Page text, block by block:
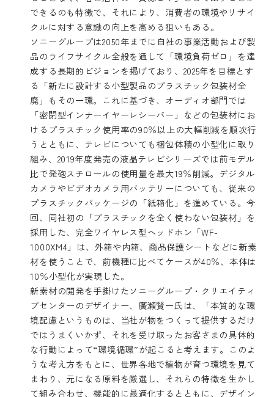
できるのも特徴で、それにより、消費者の環境やリサイ
クルに対する意識の向上を高める狙いもある。
ソニーグループは2050年までに自社の事業活動および製
品のライフサイクル全般を通して「環境負荷ゼロ」を達
成する長期的ビジョンを掲げており、2025年を目標とす
る「新たに設計する小型製品のプラスチック包装材全
廃」もその一環。これに基づき、オーディオ部門では
「密閉型インナーイヤーレシーバー」などの包装材にお
けるプラスチック使用率の90％以上の大幅削減を順次行
うとともに、テレビについても梱包体積の小型化に取り
組み、2019年度発売の液晶テレビシリーズでは前モデル
比で発砲スチロールの使用量を最大19％削減。デジタル
カメラやビデオカメラ用バッテリーについても、従来の
プラスチックパッケージの「紙箱化」を進めている。今
回、同社初の「プラスチックを全く使わない包装材」を
採用した、完全ワイヤレス型ヘッドホン「WF-
1000XM4」は、外箱や内箱、商品保護シートなどに新素
材を使うことで、前機種に比べてケースが40％、本体は
10％小型化が実現した。
新素材の開発を手掛けたソニーグループ・クリエイティ
ブセンターのデザイナー、廣瀬賢一氏は、「本質的な環
境配慮というものは、当社が物をつくって提供するだけ
ではうまくいかず、それを受け取ったお客さまの具体的
な行動によって“環境循環”が起こると考えます。このよ
うな考え方をもとに、世界各地で植物が育つ環境を見て
まわり、元になる原料を厳選し、それらの特徴を生かし
て組み合わせ、機能的に最適化するとともに、デザイン